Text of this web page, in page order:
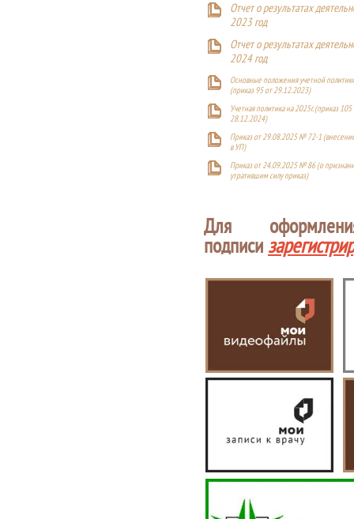
Отчет о результатах
2023 год
Отчет о результатах
2024 год
Основные положения учетной
(приказ 95 от 29.12.2023)
Учетная политика на 2025г. (приказ 105
28.12.2024)
Приказ от 29.08.2025 № 72-1
в УП)
Приказ от 24.09.2025 № 86 (о
утратившим силу приказ)
Для
подписи